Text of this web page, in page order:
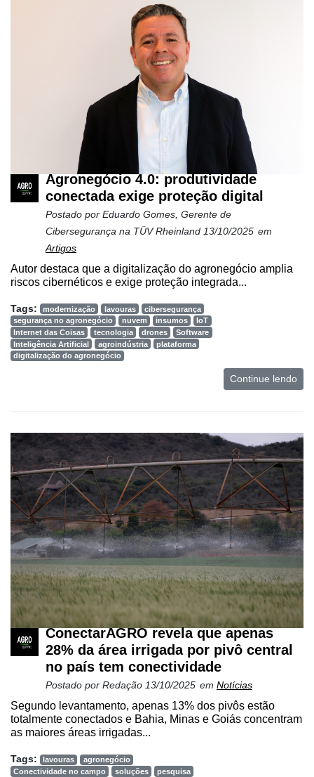
Agronegócio 4.0: produtividade
conectada exige proteção digital
Postado por Eduardo Gomes, Gerente de
Cibersegurança na TÜV Rheinland 13/10/2025 em
Artigos
Autor destaca que a digitalização do agronegócio amplia
riscos cibernéticos e exige proteção integrada...
Tags: modernização lavouras
cibersegurança
segurança no agronegócio
nuvem insumos
IoT
Internet das Coisas
tecnologia drones
Software
Inteligência Artificial
agroindústria
plataforma
digitalização do agronegócio
Continue lendo
ConectarAGRO revela que apenas
28% da área irrigada por pivô central
no país tem conectividade
Postado por Redação 13/10/2025 em Notícias
Segundo levantamento, apenas 13% dos pivôs estão
totalmente conectados e Bahia, Minas e Goiás concentram
as maiores áreas irrigadas...
Tags: lavouras
agronegócio
Conectividade no campo
soluções
pesquisa